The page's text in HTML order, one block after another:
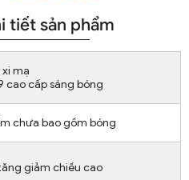
tiết sản phẩm
mạ
cao cấp sáng bóng
chưa bao gồm bóng
giảm chiều cao